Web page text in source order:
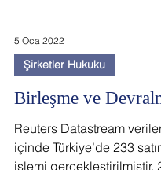
5 Oca 2022
Şirketler Hukuku
Birleşme ve
Reuters Datastream